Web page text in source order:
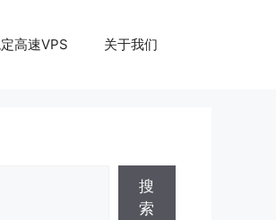
高速VPS 关于我们
搜
索